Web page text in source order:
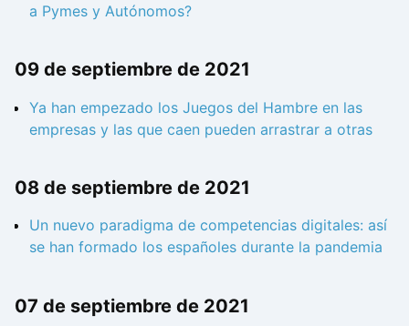
a Pymes y Autónomos?
09 de septiembre de 2021
Ya han empezado los Juegos del Hambre en las
empresas y las que caen pueden arrastrar a otras
08 de septiembre de 2021
Un nuevo paradigma de competencias digitales: así
se han formado los españoles durante la pandemia
07 de septiembre de 2021